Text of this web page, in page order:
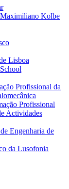
Kolbe
Lisboa
Profissional da
Profissional
Actividades
Engenharia de
da Lusofonia